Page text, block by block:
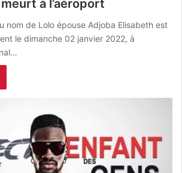
à l’aéroport
nom de Lolo épouse Adjoba Elisabeth est
le dimanche 02 janvier 2022, à